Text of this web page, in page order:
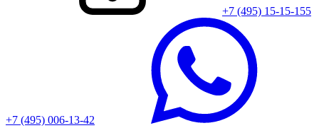
+7 (495) 15-15-155
+7 (495) 006-13-42